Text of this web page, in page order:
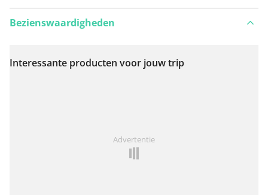
Bekijk op kaart
Bezienswaardigheden
Interessante producten voor jouw trip
Advertentie